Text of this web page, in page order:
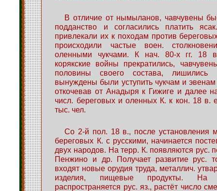
В отличие от нымыланов, чавчувены
подданство и согласились платить
привлекали их к походам против
происходили частые воен.
оленными чукчами. К нач. 80-х гг. 18
корякские войны прекратились,
половины своего состава,
вынуждены были уступить чукчам и эвенам
откочевав от Анадыря к Гижиге и далее
числ. береговых и оленных К. к кон. 18 в.
тыс. чел.
Со 2-й пол. 18 в., после установления
береговых К. с русскими, начинается
двух народов. На терр. К. появляются рус.
Пенжино и др. Получает развитие рус.
входят новые орудия труда, металлич.
изделия, пищевые продукты. На
распространяется рус. яз., растёт число